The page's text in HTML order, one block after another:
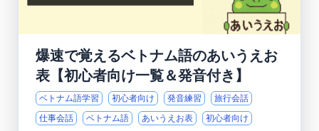
爆速で覚えるベトナム語のあいうえお
表【初心者向け一覧＆発音付き】
ベトナム語学習 初心者向け 発音練習
旅行会話
仕事会話
ベトナム語 あいうえお表
初心者向け